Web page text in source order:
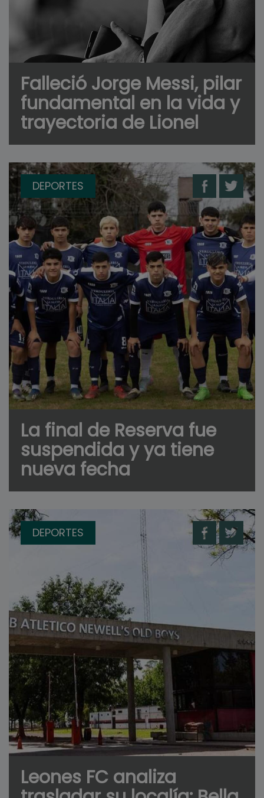
Falleció Jorge Messi, pilar
fundamental en la vida y
trayectoria de Lionel
DEPORTES
La final de Reserva fue
suspendida y ya tiene
nueva fecha
DEPORTES
Leones FC analiza